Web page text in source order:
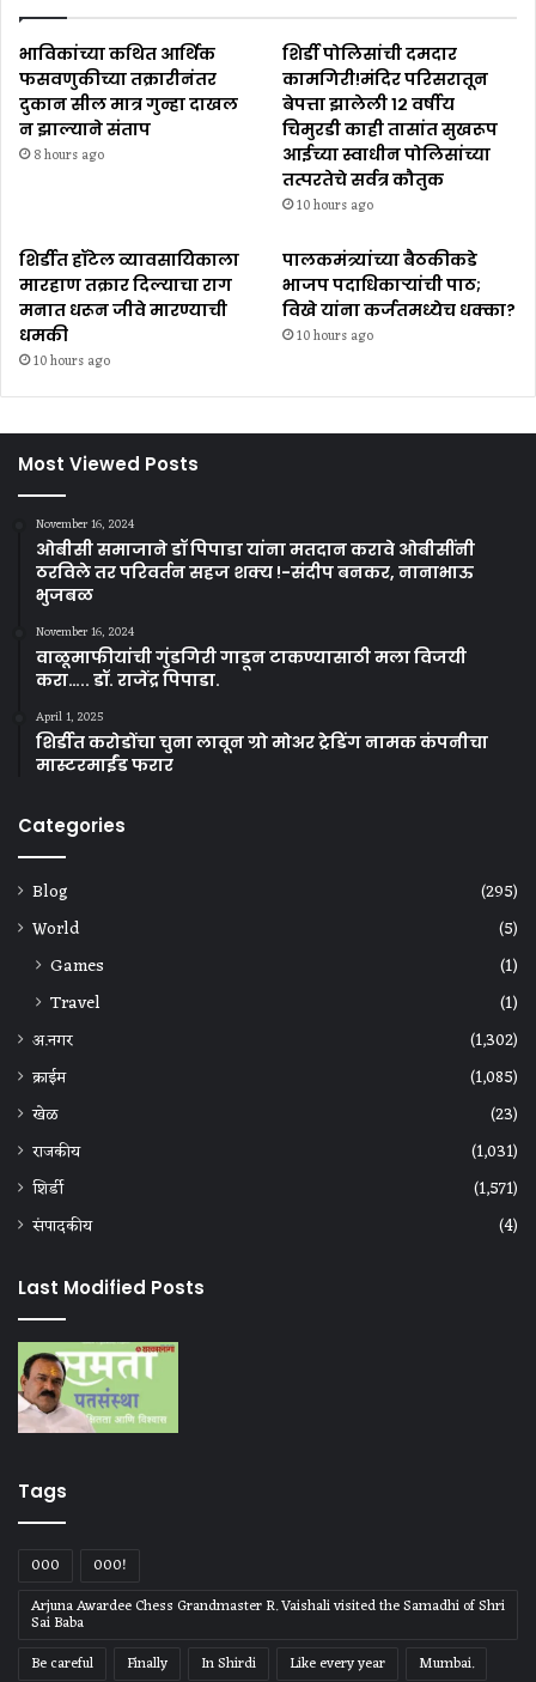
भाविकांच्या कथित आर्थिक
फसवणुकीच्या तक्रारीनंतर
दुकान सील मात्र गुन्हा दाखल
न झाल्याने संताप
8 hours ago
शिर्डी पोलिसांची दमदार
कामगिरी!मंदिर परिसरातून
बेपत्ता झालेली १२ वर्षीय
चिमुरडी काही तासांत सुखरूप
आईच्या स्वाधीन पोलिसांच्या
तत्परतेचे सर्वत्र कौतुक
10 hours ago
शिर्डीत हॉटेल व्यावसायिकाला
मारहाण तक्रार दिल्याचा राग
मनात धरून जीवे मारण्याची
धमकी
10 hours ago
पालकमंत्र्यांच्या बैठकीकडे
भाजप पदाधिकाऱ्यांची पाठ;
विखे यांना कर्जतमध्येच धक्का?
10 hours ago
Most Viewed Posts
November 16, 2024
ओबीसी समाजाने डॉ पिपाडा यांना मतदान करावे ओबीसींनी
ठरविले तर परिवर्तन सहज शक्य !-संदीप बनकर, नानाभाऊ
भुजबळ
November 16, 2024
वाळूमाफीयांची गुंडगिरी गाडून टाकण्यासाठी मला विजयी
करा….. डॉ. राजेंद्र पिपाडा.
April 1, 2025
शिर्डीत करोडोंचा चुना लावून ग्रो मोअर ट्रेडिंग नामक कंपनीचा
मास्टरमाईंड फरार
Categories
Blog
(295)
World
(5)
Games
(1)
Travel
(1)
अ.नगर
(1,302)
क्राईम
(1,085)
खेळ
(23)
राजकीय
(1,031)
शिर्डी
(1,571)
संपादकीय
(4)
Last Modified Posts
Tags
000
000!
Arjuna Awardee Chess Grandmaster R. Vaishali visited the Samadhi of Shri
Sai Baba
Be careful
Finally In Shirdi Like every year
Mumbai.